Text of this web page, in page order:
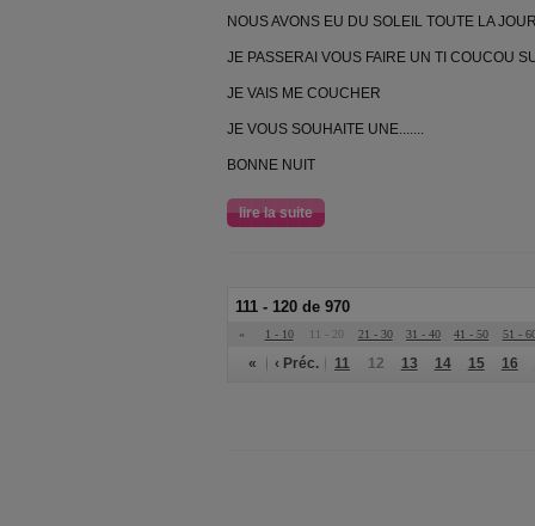
NOUS AVONS EU DU SOLEIL TOUTE LA
JE PASSERAI VOUS FAIRE UN TI COUCOU
JE VAIS ME COUCHER
JE VOUS SOUHAITE UNE.......
BONNE NUIT
lire la suite
111 - 120 de 970
« 1 - 10 11 - 20 21 - 30 31 - 40 41 - 50 51 -
« ‹ Préc. 11 12 13 14 15 16